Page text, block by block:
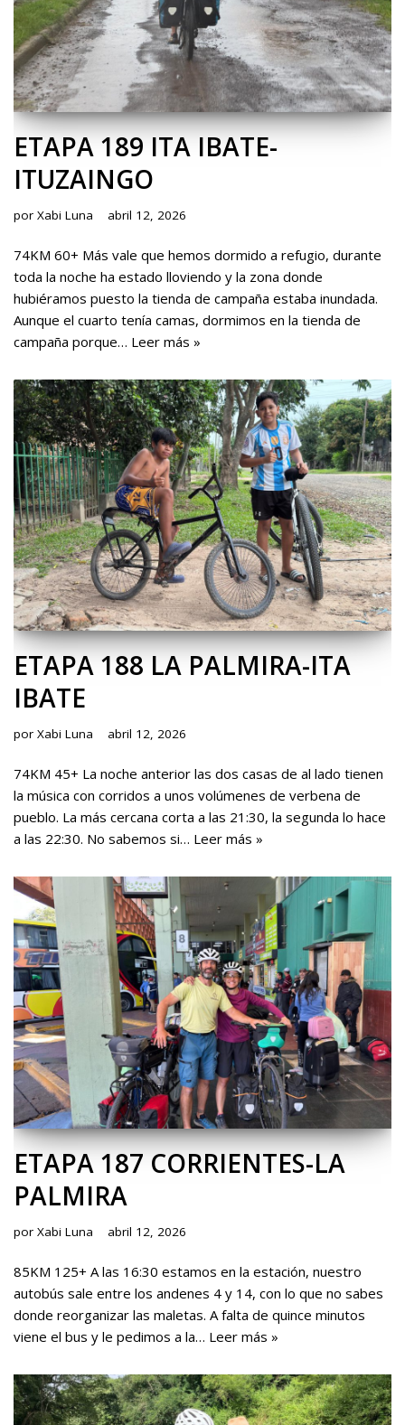
ETAPA 189 ITA IBATE-
ITUZAINGO
por Xabi Luna abril 12, 2026
74KM 60+ Más vale que hemos dormido a refugio, durante
toda la noche ha estado lloviendo y la zona donde
hubiéramos puesto la tienda de campaña estaba inundada.
Aunque el cuarto tenía camas, dormimos en la tienda de
campaña porque… Leer más »
ETAPA 188 LA PALMIRA-ITA
IBATE
por Xabi Luna abril 12, 2026
74KM 45+ La noche anterior las dos casas de al lado tienen
la música con corridos a unos volúmenes de verbena de
pueblo. La más cercana corta a las 21:30, la segunda lo hace
a las 22:30. No sabemos si… Leer más »
ETAPA 187 CORRIENTES-LA
PALMIRA
por Xabi Luna abril 12, 2026
85KM 125+ A las 16:30 estamos en la estación, nuestro
autobús sale entre los andenes 4 y 14, con lo que no sabes
donde reorganizar las maletas. A falta de quince minutos
viene el bus y le pedimos a la… Leer más »